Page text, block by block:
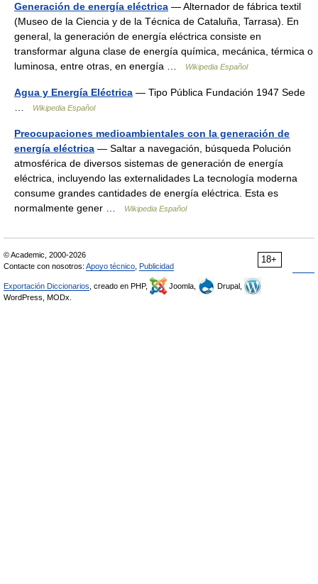
Generación de energía eléctrica — Alternador de fábrica textil
(Museo de la Ciencia y de la Técnica de Cataluña, Tarrasa). En
general, la generación de energía eléctrica consiste en
transformar alguna clase de energía química, mecánica, térmica o
luminosa, entre otras, en energía …
Wikipedia Español
Agua y Energía Eléctrica — Tipo Pública Fundación 1947 Sede
Wikipedia Español
Preocupaciones medioambientales con la generación de
energía eléctrica — Saltar a navegación, búsqueda Polución
atmosférica de diversos sistemas de generación de energía
eléctrica, incluyendo las externalidades La tecnología moderna
consume grandes cantidades de energía eléctrica. Esta es
normalmente gener …
Wikipedia Español
18+
© Academic, 2000-2026
Contacte con nosotros: Apoyo técnico Publicidad
Exportación Diccionarios , creado en PHP, Joomla,
Drupal,
WordPress, MODx.